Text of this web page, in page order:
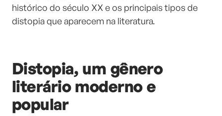
histórico do século XX e os principais tipos de
distopia que aparecem na literatura.
Distopia, um gênero
literário moderno e
popular